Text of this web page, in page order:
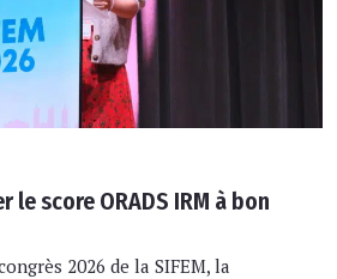
score ORADS IRM à bon
2026 de la SIFEM, la